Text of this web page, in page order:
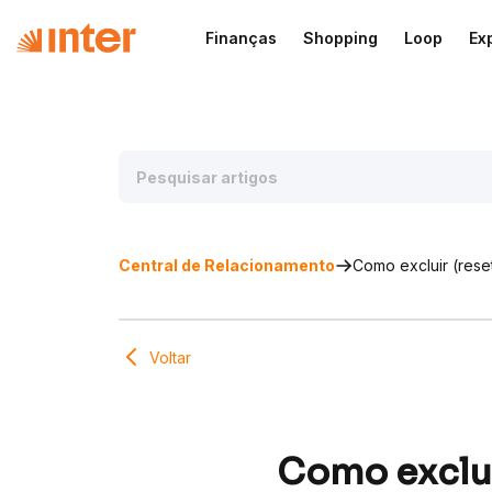
Finanças Shopping Loop
Central de Relacionamento Como excluir
Voltar
Como